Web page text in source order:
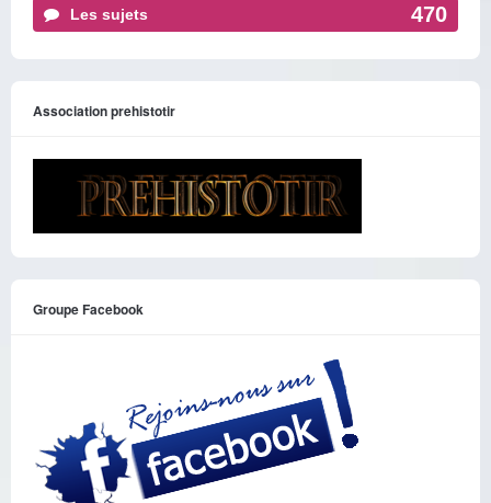
Les sujets 470
Association prehistotir
Groupe Facebook